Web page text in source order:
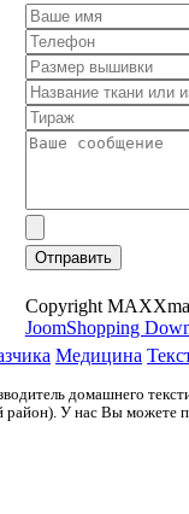
Отправить
Copyright
JoomShopping
Медицина
домашнего
район). У нас Вы можете